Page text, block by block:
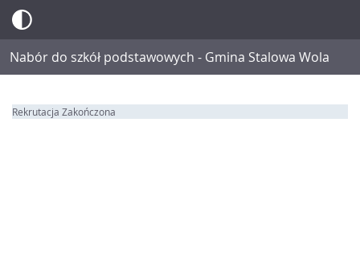
Nabór do szkół podstawowych - Gmina Stalowa Wola
Rekrutacja Zakończona